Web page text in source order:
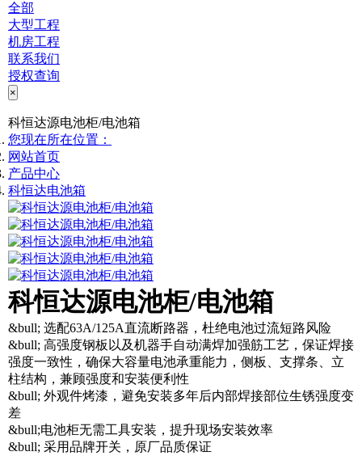
全部
大型工程
机房工程
联系我们
授权查询
×
科恒达源电池柜/电池箱
您现在所在位置：
网站首页
产品中心
科恒达电池箱
科恒达源电池柜/电池箱
&bull; 选配63A/125A直流断路器，杜绝电池过流短路风险
&bull; 高强度钢板以及机器手自动满焊加强筋工艺，保证焊接
强度一致性，确保大容量电池承重能力，侧板、支撑条、立
柱结构，兼顾强度和安装便利性
&bull; 外观件烤漆，避免安装多年后内部焊接部位生锈强度变
差
&bull;电池柜无需工具安装，提升现场安装效率
&bull; 采用品牌开关，原厂品质保证